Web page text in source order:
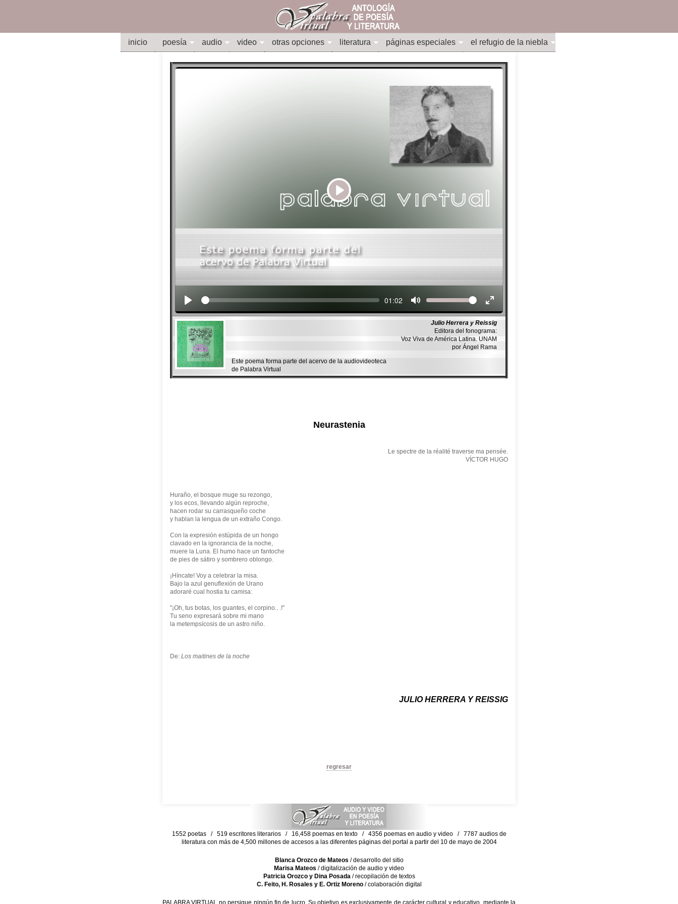
inicio poesía audio video otras opciones literatura páginas especiales el refugio de la niebla
Play
Seek Current
01:02 Volume
Julio Herrera y Reissig
Editora del fonograma:
Voz Viva de América Latina. UNAM
por Ángel Rama
Este poema forma parte del acervo de la audiovideoteca
de Palabra Virtual
Neurastenia
Le spectre de la réalité traverse ma pensée.
VÍCTOR HUGO
Huraño, el bosque muge su rezongo,
y los ecos, llevando algún reproche,
hacen rodar su carrasqueño coche
y hablan la lengua de un extraño Congo.
Con la expresión estúpida de un hongo
clavado en la ignorancia de la noche,
muere la Luna. El humo hace un fantoche
de pies de sátiro y sombrero oblongo.
¡Híncate! Voy a celebrar la misa.
Bajo la azul genuflexión de Urano
adoraré cual hostia tu camisa:
"¡Oh, tus botas, los guantes, el corpino.. .!"
Tu seno expresará sobre mi mano
la metempsícosis de un astro niño.
De: Los maitines de la noche
JULIO HERRERA Y REISSIG
regresar
1552 poetas / 519 escritores literarios / 16,458 poemas en texto / 4356 poemas en audio y video / 7787 audios de
literatura con más de 4,500 millones de accesos a las diferentes páginas del portal a partir del 10 de mayo de 2004
Blanca Orozco de Mateos / desarrollo del sitio
Marisa Mateos / digitalización de audio y video
Patricia Orozco y Dina Posada/ recopilación de textos
C. Feito, H. Rosales y E. Ortiz Moreno/ colaboración digital
PALABRA VIRTUAL no persigue ningún fin de lucro. Su objetivo es exclusivamente de carácter cultural y educativo, mediante la